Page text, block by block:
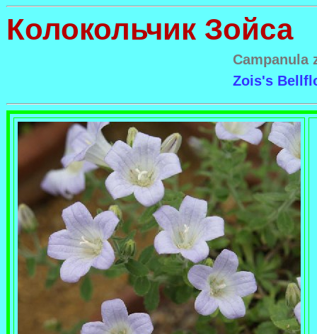
Колокольчик Зойса
Campanula
Zois's